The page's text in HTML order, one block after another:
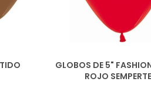
GLOBOS DE 5"
ROJO